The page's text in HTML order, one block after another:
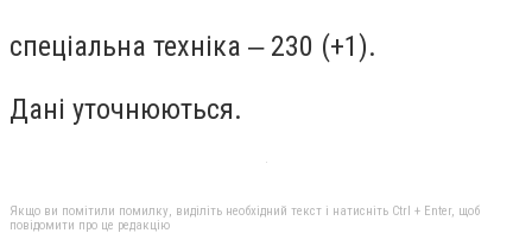
спеціальна техніка ‒ 230 (+1).
Дані уточнюються.
Якщо ви помітили помилку, виділіть необхідний текст і натисніть Ctrl + Enter, щоб
повідомити про це редакцію